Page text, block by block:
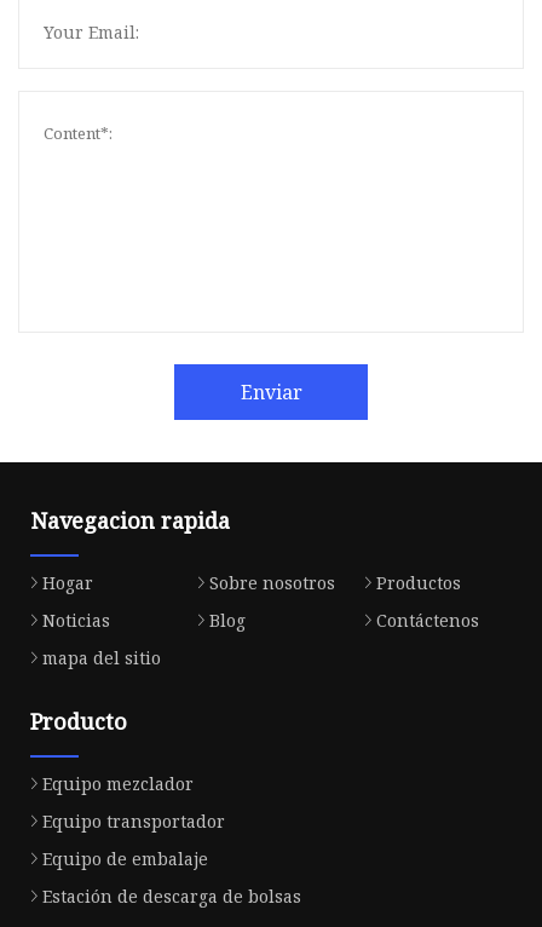
Enviar
Navegacion rapida
Hogar Sobre nosotros
Productos
Noticias
Blog
Contáctenos
mapa del sitio
Producto
Equipo mezclador
Equipo transportador
Equipo de embalaje
Estación de descarga de bolsas